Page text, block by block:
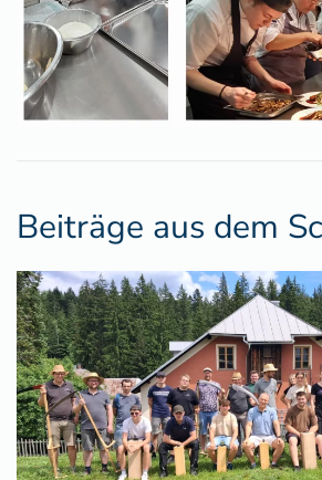
Beiträge aus dem